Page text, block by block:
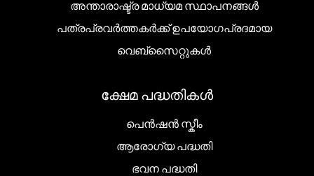
അന്താരാഷ്ട്ര മാധ്യമ സ്ഥാപനങ്ങൾ
പത്രപ്രവർത്തകർക്ക് ഉപയോഗപ്രദമായ
വെബ്സൈറ്റുകൾ
ക്ഷേമ പദ്ധതികൾ
പെൻഷൻ സ്കീം
ആരോഗ്യ പദ്ധതി
ഭവന പദ്ധതി